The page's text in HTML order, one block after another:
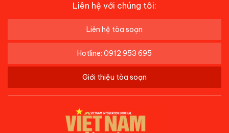
Liên hệ với chúng tôi:
Liên hệ tòa soạn
Hotline: 0912 953 695
Giới thiệu tòa soạn